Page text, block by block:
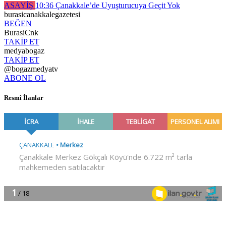
ASAYİŞ 10:36 Çanakkale’de Uyuşturucuya Geçit Yok
burasicanakkalegazetesi
BEĞEN
BurasiCnk
TAKİP ET
medyabogaz
TAKİP ET
@bogazmedyatv
ABONE OL
Resmî İlanlar